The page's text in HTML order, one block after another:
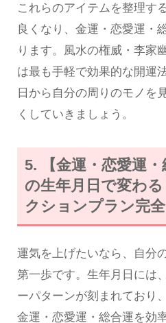
これらのアイテムを整理す
良くなり、金運・恋愛運・
ります。風水の権威・李家
は最も手軽で効果的な開運
日から自分の周りのモノを
くしていきましょう。
5. 【金運・恋愛運
の生年月日で変わ
クションプラン完
運気を上げたいなら、自分
第一歩です。生年月日には
ーパターンが刻まれており
金運・恋愛運・総合運を効